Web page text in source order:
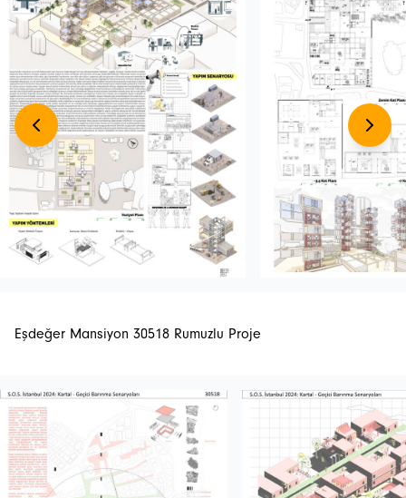
Eşdeğer Mansiyon 30518 Rumuzlu Proje